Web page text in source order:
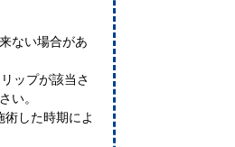
ない場合があ
ップが該当さ
い。
術した時期によ